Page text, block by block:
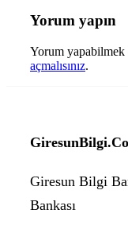
Yorum yapın
Yorum yapabilmek
açmalısınız.
Giresun Bilgi
Bankası